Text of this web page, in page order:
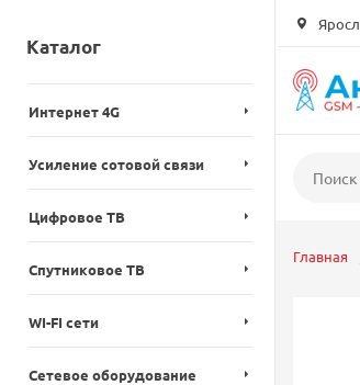
Каталог
Интернет 4G
Усиление сотовой связи
Цифровое ТВ
Спутниковое ТВ
WI-FI сети
Сетевое оборудование
Главная